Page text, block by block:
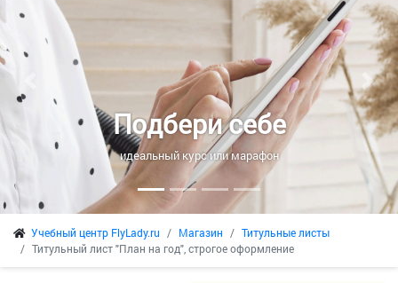
Подбери себе
идеальный курс или марафон
Next
Учебный центр FlyLady.ru Магазин
Титульные листы
Титульный лист "План на год", строгое оформление